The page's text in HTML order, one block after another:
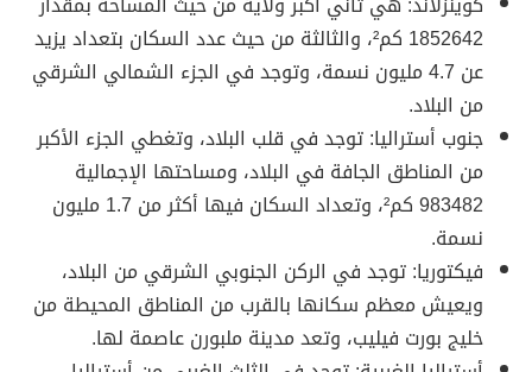
1852642 كم²، والثالثة من حيث عدد السكان بتعداد يزيد
عن 4.7 مليون نسمة، وتوجد في الجزء الشمالي الشرقي
من البلاد.
جنوب أستراليا: توجد في قلب البلاد، وتغطي الجزء الأكبر
من المناطق الجافة في البلاد، ومساحتها الإجمالية
983482 كم²، وتعداد السكان فيها أكثر من 1.7 مليون
نسمة.
فيكتوريا: توجد في الركن الجنوبي الشرقي من البلاد،
ويعيش معظم سكانها بالقرب من المناطق المحيطة من
خليج بورت فيليب، وتعد مدينة ملبورن عاصمة لها.